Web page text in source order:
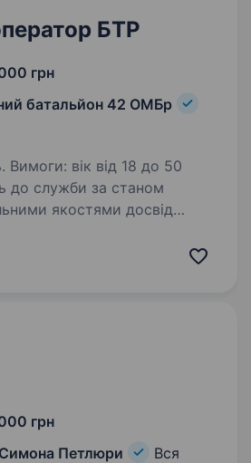
БТР
грн
батальйон 42 ОМБр
якостями досвід
мотивація
грн
Петлюри
Вся